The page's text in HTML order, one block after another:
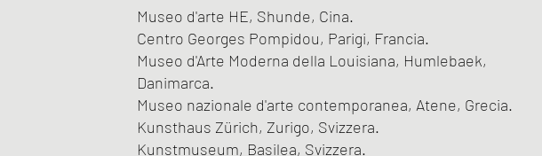
Museo d'arte HE, Shunde, Cina.
Centro Georges Pompidou, Parigi, Francia.
Museo d'Arte Moderna della Louisiana, Humlebaek,
Danimarca.
Museo nazionale d'arte contemporanea, Atene, Grecia.
Kunsthaus Zürich, Zurigo, Svizzera.
Kunstmuseum, Basilea, Svizzera.